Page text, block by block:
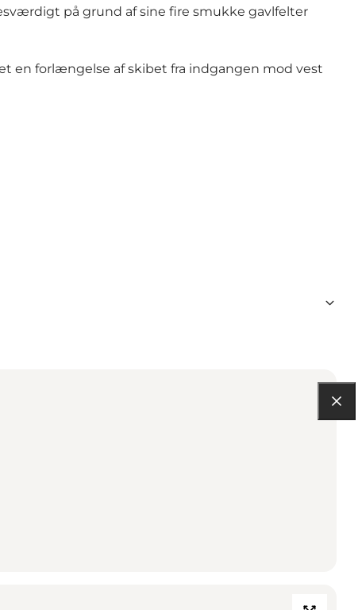
på grund af sine fire smukke gavlfelter
en forlængelse af skibet fra indgangen mod vest